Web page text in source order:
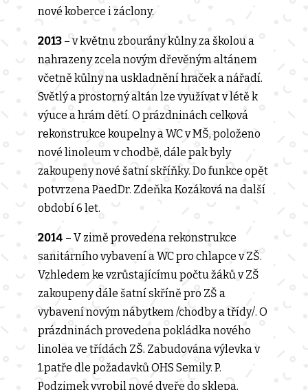
nové koberce i záclony.
2013– v květnu zbourány kůlny za školou a
nahrazeny zcela novým dřevěným altánem
včetně kůlny na uskladnění hraček a nářadí.
Světlý a prostorný altán lze využívat v létě k
výuce a hrám dětí. O prázdninách celková
rekonstrukce koupelny a WC v MŠ, položeno
nové linoleum v chodbě, dále pak byly
zakoupeny nové šatní skříňky. Do funkce opět
potvrzena PaedDr. Zdeňka Kozáková na další
období 6 let.
2014 – V zimě provedena rekonstrukce
sanitárního vybavení a WC pro chlapce v ZŠ.
Vzhledem ke vzrůstajícímu počtu žáků v ZŠ
zakoupeny dále šatní skříně pro ZŠ a
vybavení novým nábytkem /chodby a třídy/. O
prázdninách provedena pokládka nového
linolea ve třídách ZŠ. Zabudována výlevka v
1.patře dle požadavků OHS Semily. P.
Podzimek vyrobil nové dveře do sklepa.